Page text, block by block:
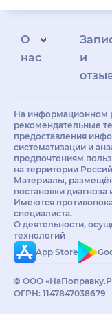
О
нас
и
На информационном
рекомендательные
предоставления
систематизации и
предпочтениям
на территории
Материалы,
постановки
Имеются
специалиста.
О деятельности,
технологий
App Store
© ООО
ОГРН: 1147847038679